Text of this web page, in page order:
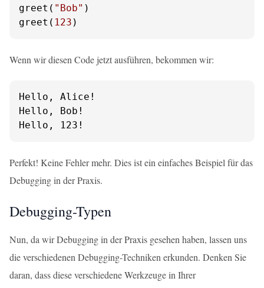
greet( "Bob" )
greet( 123 )
Wenn wir diesen Code jetzt ausführen, bekommen wir:
Hello, Alice!
Hello, Bob!
Hello, 123!
Perfekt! Keine Fehler mehr. Dies ist ein einfaches Beispiel für das
Debugging in der Praxis.
Debugging-Typen
Nun, da wir Debugging in der Praxis gesehen haben, lassen uns
die verschiedenen Debugging-Techniken erkunden. Denken Sie
daran, dass diese verschiedene Werkzeuge in Ihrer